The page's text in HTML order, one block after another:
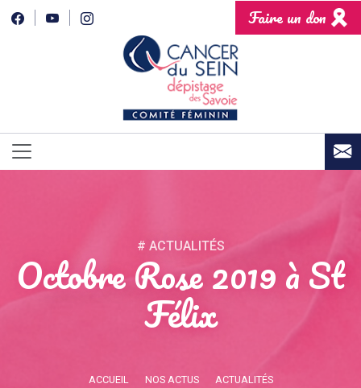
Faire un don
# ACTUALITÉS
Octobre Rose 2019 à St
Félix
ACCUEIL NOS ACTUS
ACTUALITÉS